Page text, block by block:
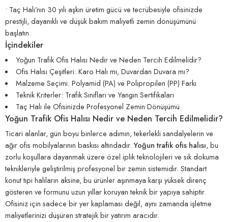
• Taç Halı’nın 30 yılı aşkın üretim gücü ve tecrübesiyle ofisinizde
prestijli, dayanıklı ve düşük bakım maliyetli zemin dönüşümünü
başlatın.
İçindekiler
Yoğun Trafik Ofis Halısı Nedir ve Neden Tercih Edilmelidir?
Ofis Halısı Çeşitleri: Karo Halı mı, Duvardan Duvara mı?
Malzeme Seçimi: Polyamid (PA) ve Polipropilen (PP) Farkı
Teknik Kriterler: Trafik Sınıfları ve Yangın Sertifikaları
Taç Halı ile Ofisinizde Profesyonel Zemin Dönüşümü
Yoğun Trafik Ofis Halısı Nedir ve Neden Tercih Edilmelidir?
Ticari alanlar, gün boyu binlerce adımın, tekerlekli sandalyelerin ve
ağır ofis mobilyalarının baskısı altındadır.Yoğun trafik ofis halısı, bu
zorlu koşullara dayanmak üzere özel iplik teknolojileri ve sık dokuma
teknikleriyle geliştirilmiş profesyonel bir zemin sistemidir. Standart
konut tipi halıların aksine, bu ürünler aşınmaya karşı yüksek direnç
gösteren ve formunu uzun yıllar koruyan teknik bir yapıya sahiptir.
Ofisiniz için sadece bir yer kaplaması değil, aynı zamanda işletme
maliyetlerinizi düşüren stratejik bir yatırım aracıdır.